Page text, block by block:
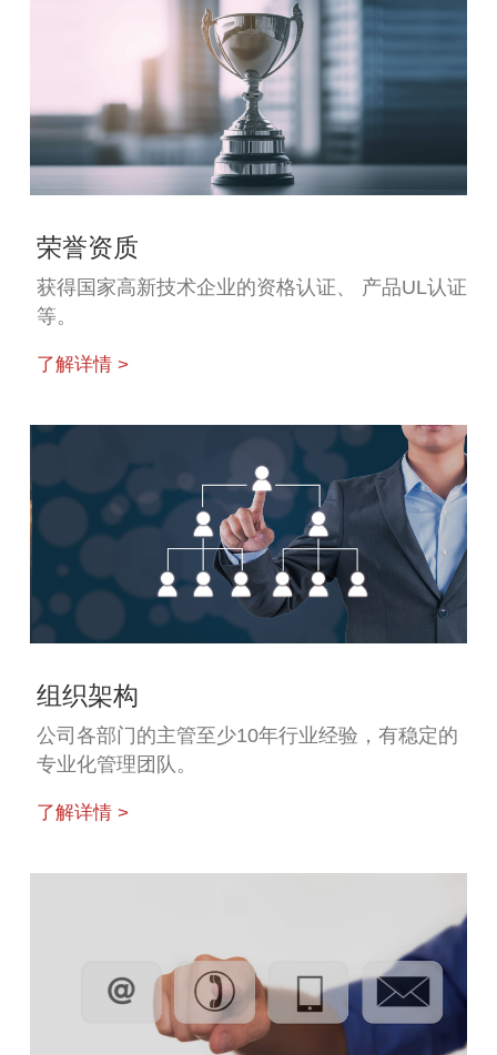
荣誉资质
获得国家高新技术企业的资格认证、 产品UL认证
等。
了解详情 >
组织架构
公司各部门的主管至少10年行业经验，有稳定的
专业化管理团队。
了解详情 >